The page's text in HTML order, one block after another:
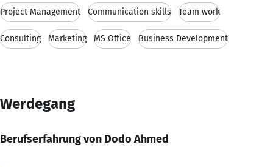
Project Management Communication skills Team work
Consulting Marketing MS Office Business Development
Werdegang
Berufserfahrung von Dodo Ahmed